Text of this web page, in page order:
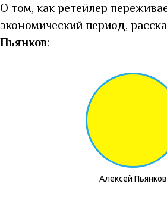
О том, как ретейлер
экономический период,
Пьянков:
Алексей Пьянков